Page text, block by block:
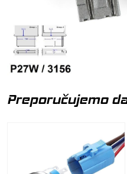
Preporučujemo